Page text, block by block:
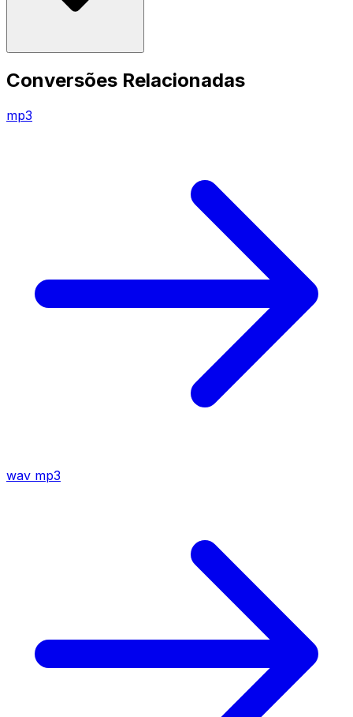
Conversões Relacionadas
mp3
wav mp3